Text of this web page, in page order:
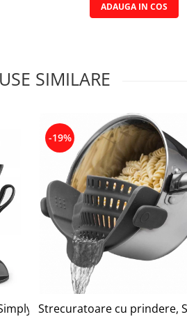
ADAUGA IN COS
SIMILARE
tabel pentru masurare
Joy, 17 piese, cu suport
-19%
Strecuratoare cu prindere,